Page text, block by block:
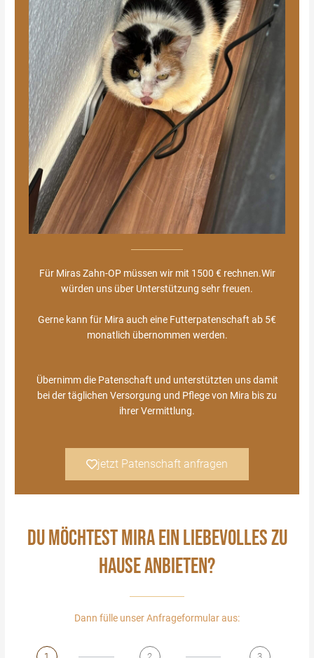
Für Miras Zahn-OP müssen wir mit 1500 € rechnen.Wir
würden uns über Unterstützung sehr freuen.
Gerne kann für Mira auch eine Futterpatenschaft ab 5€
monatlich übernommen werden.
Übernimm die Patenschaft und unterstützten uns damit
bei der täglichen Versorgung und Pflege von Mira bis zu
ihrer Vermittlung.
jetzt Patenschaft anfragen
DU MÖCHTEST MIRA EIN LIEBEVOLLES ZU
HAUSE ANBIETEN?
Dann fülle unser Anfrageformular aus: